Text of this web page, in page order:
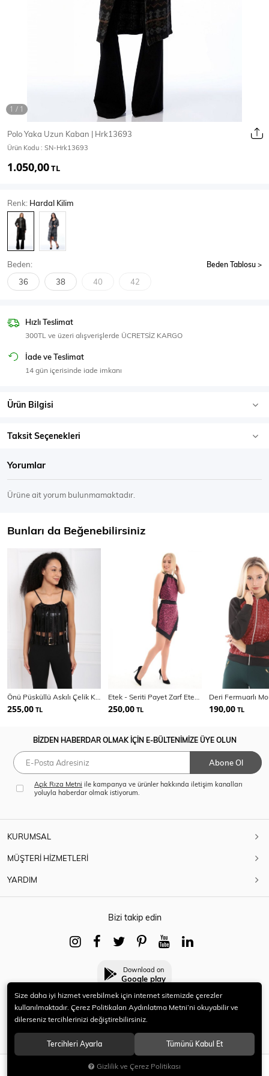
Mont & Kaban
T-Shirt
Body
SPOR GİYİM
Eşofman Üstü
Polo Yaka Uzun Kaban | Hrk13693
Ürün Kodu : SN-Hrk13693
1.050,00TL
Renk: Hardal Kilim
Beden: Beden Tablosu
36 38 40 42
SEPETE EKLE
Hızlı Teslimat
300TL ve üzeri alışverişlerde ÜCRETSİZ KARGO
İade ve Teslimat
14 gün içerisinde iade imkanı
Ürün Bilgisi
Taksit Seçenekleri
Yorumlar
Ürüne ait yorum bulunmamaktadır.
Bunları da Beğenebilirsiniz
255,00 TL 250,00 TL 190,00 TL
BİZDEN HABERDAR OLMAK İÇİN E-BÜLTENİMİZE ÜYE OLUN
Abone Ol
Açık Rıza Metni ile kampanya ve ürünler hakkında iletişim kanalları
yoluyla haberdar olmak istiyorum.
KURUMSAL
MÜŞTERİ HİZMETLERİ
YARDIM
Bizi takip edin
Download on
Google play
© 2021 HERYENİ. Tüm hakları saklıdır.
Size daha iyi hizmet verebilmek için internet sitemizde çerezler
kullanılmaktadır. Çerez Politikaları Aydınlatma Metni’ni okuyabilir ve
dilerseniz tercihlerinizi değiştirebilirsiniz.
Tercihleri Ayarla Tümünü Kabul Et
Gizlilik ve Çerez Politikası